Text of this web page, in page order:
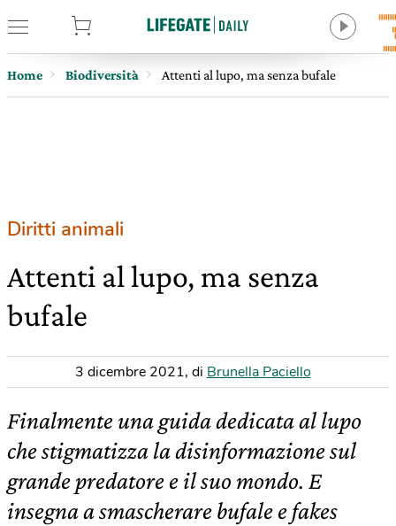
Home Biodiversità Attenti al lupo, ma senza bufale
Diritti animali
Attenti al lupo, ma senza
bufale
3 dicembre 2021, di Brunella Paciello
Finalmente una guida dedicata al lupo
che stigmatizza la disinformazione sul
grande predatore e il suo mondo. E
insegna a smascherare bufale e fakes